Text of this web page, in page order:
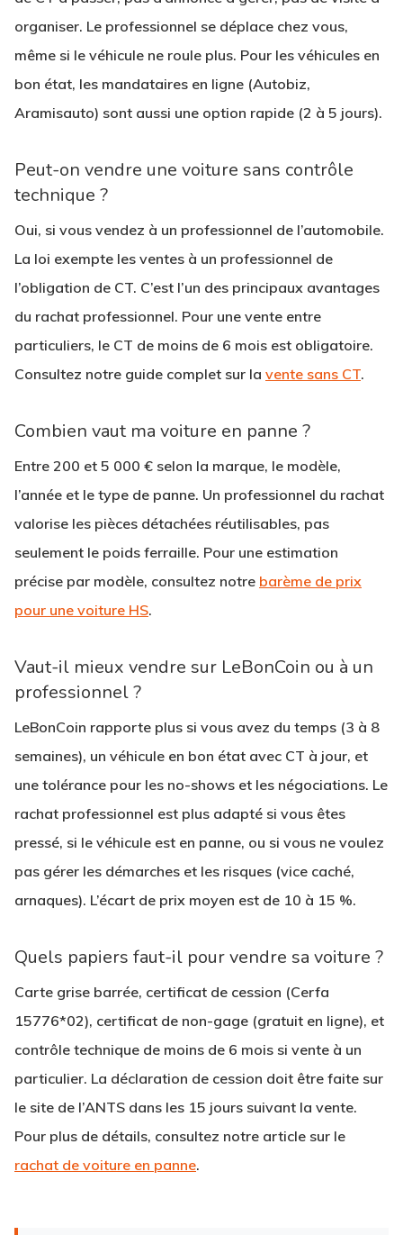
organiser. Le professionnel se déplace chez vous,
même si le véhicule ne roule plus. Pour les véhicules en
bon état, les mandataires en ligne (Autobiz,
Aramisauto) sont aussi une option rapide (2 à 5 jours).
Peut-on vendre une voiture sans contrôle
technique ?
Oui, si vous vendez à un professionnel de l’automobile.
La loi exempte les ventes à un professionnel de
l’obligation de CT. C’est l’un des principaux avantages
du rachat professionnel. Pour une vente entre
particuliers, le CT de moins de 6 mois est obligatoire.
Consultez notre guide complet sur la vente sans CT.
Combien vaut ma voiture en panne ?
Entre 200 et 5 000 € selon la marque, le modèle,
l’année et le type de panne. Un professionnel du rachat
valorise les pièces détachées réutilisables, pas
seulement le poids ferraille. Pour une estimation
précise par modèle, consultez notre barème de prix
pour une voiture HS.
Vaut-il mieux vendre sur LeBonCoin ou à un
professionnel ?
LeBonCoin rapporte plus si vous avez du temps (3 à 8
semaines), un véhicule en bon état avec CT à jour, et
une tolérance pour les no-shows et les négociations. Le
rachat professionnel est plus adapté si vous êtes
pressé, si le véhicule est en panne, ou si vous ne voulez
pas gérer les démarches et les risques (vice caché,
arnaques). L’écart de prix moyen est de 10 à 15 %.
Quels papiers faut-il pour vendre sa voiture ?
Carte grise barrée, certificat de cession (Cerfa
15776*02), certificat de non-gage (gratuit en ligne), et
contrôle technique de moins de 6 mois si vente à un
particulier. La déclaration de cession doit être faite sur
le site de l’ANTS dans les 15 jours suivant la vente.
Pour plus de détails, consultez notre article sur le
rachat de voiture en panne.